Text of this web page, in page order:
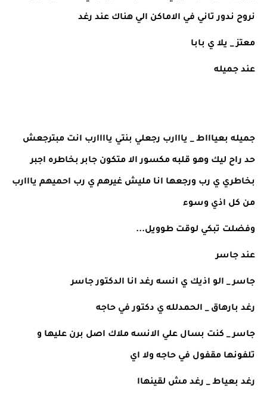
نروح ندور تاني في الاماكن الي هناك عند رغد
معتز _ يلا ي بابا
عند جميله
حد راح ليك وهو قلبه مكسور الا متكون جابر بخاطره اجبر
من كل اذي وسوء
وفضلت تبكي لوقت طوويل...
عند جاسر
جاسر _ الو اذيك ي انسه رغد انا الدكتور جاسر
رغد بارهاق _ الحمدلله ي دكتور في حاجه
تلفونها مقفول في حاجه ولا اي
رغد بعياط _ رغد مش لقينهاا